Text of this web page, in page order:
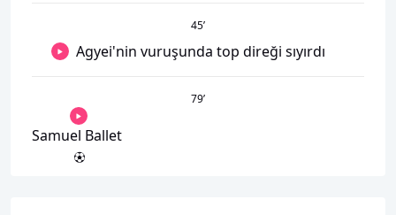
45’
Agyei'nin vuruşunda top direği sıyırdı
79’
Samuel Ballet